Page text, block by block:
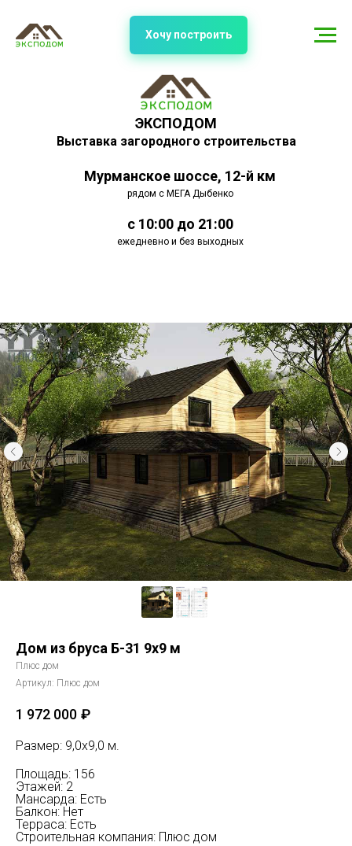
ЭКСПОДОМ
Выставка загородного строительства
Мурманское шоссе, 12-й км
рядом с МЕГА Дыбенко
с 10:00 до 21:00
ежедневно и без выходных
Хочу построить
Дом из бруса Б-31 9х9 м
Плюс дом
Артикул: Плюс дом
1 972 000 ₽
Размер: 9,0х9,0 м.
Площадь: 156
Этажей: 2
Мансарда: Есть
Балкон: Нет
Терраса: Есть
Строительная компания: Плюс дом